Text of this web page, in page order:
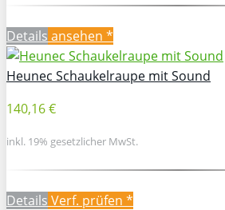
Details ansehen *
Heunec Schaukelraupe mit Sound
140,16 €
inkl. 19% gesetzlicher MwSt.
Details Verf. prüfen *